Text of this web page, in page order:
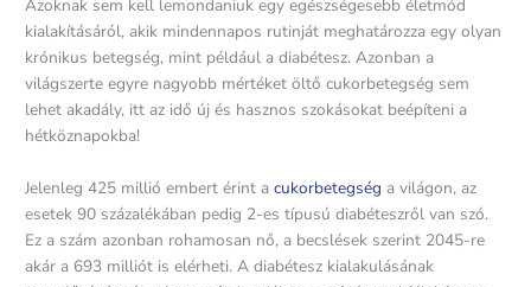
Azoknak sem kell lemondaniuk egy egészségesebb életmód
kialakításáról, akik mindennapos rutinját meghatározza egy olyan
krónikus betegség, mint például a diabétesz. Azonban a
világszerte egyre nagyobb mértéket öltő cukorbetegség sem
lehet akadály, itt az idő új és hasznos szokásokat beépíteni a
hétköznapokba!
Jelenleg 425 millió embert érint acukorbetegség a világon, az
esetek 90 százalékában pedig 2-es típusú diabéteszről van szó.
Ez a szám azonban rohamosan nő, a becslések szerint 2045-re
akár a 693 milliót is elérheti. A diabétesz kialakulásának